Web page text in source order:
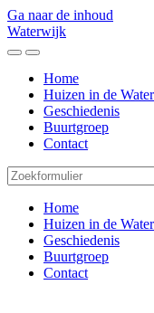
Ga naar de inhoud
Waterwijk
Toggle
mobiele
menu
Toggle
het
zoekveld
Home
Huizen in de
Geschiedenis
Buurtgroep
Contact
Home
Huizen in de
Geschiedenis
Buurtgroep
Contact